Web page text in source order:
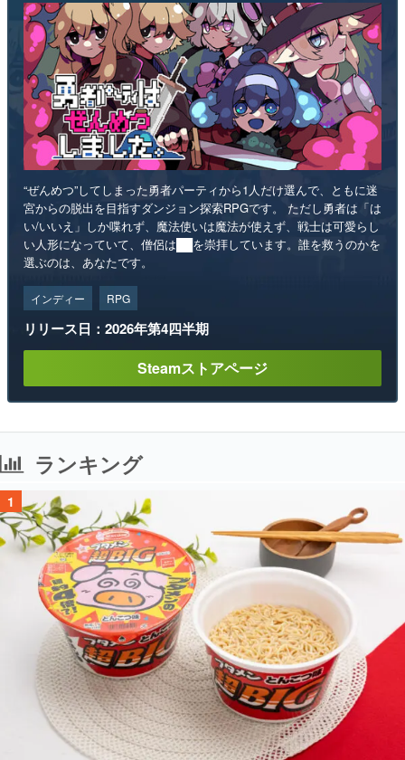
“ぜんめつ”してしまった勇者パーティから1人だけ選んで、ともに迷
宮からの脱出を目指すダンジョン探索RPGです。 ただし勇者は「は
い/いいえ」しか喋れず、魔法使いは魔法が使えず、戦士は可愛らし
い人形になっていて、僧侶は██を崇拝しています。誰を救うのかを
選ぶのは、あなたです。
インディー RPG
リリース日：2026年第4四半期
Steamストアページ
ランキング
1